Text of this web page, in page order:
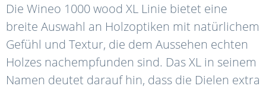
Die Wineo 1000 wood XL Linie bietet eine
breite Auswahl an Holzoptiken mit natürlichem
Gefühl und Textur, die dem Aussehen echten
Holzes nachempfunden sind. Das XL in seinem
Namen deutet darauf hin, dass die Dielen extra